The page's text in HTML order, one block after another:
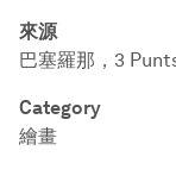
來源
巴塞羅那，3
Category
繪畫